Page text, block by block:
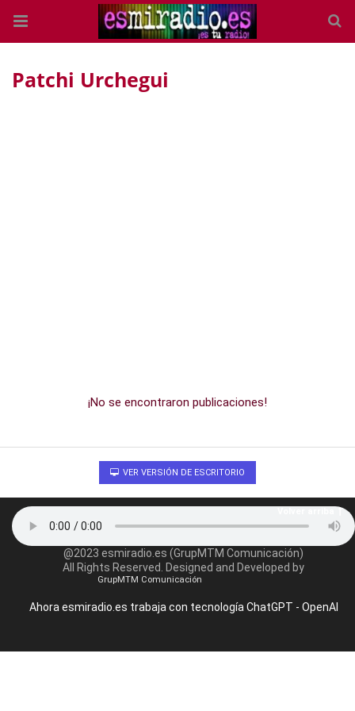
Patchi Urchegui
¡No se encontraron publicaciones!
VER VERSIÓN DE ESCRITORIO
@2023 esmiradio.es (GrupMTM Comunicación)
All Rights Reserved. Designed and Developed by
GrupMTM Comunicación
Ahora esmiradio.es trabaja con tecnología ChatGPT - OpenAI